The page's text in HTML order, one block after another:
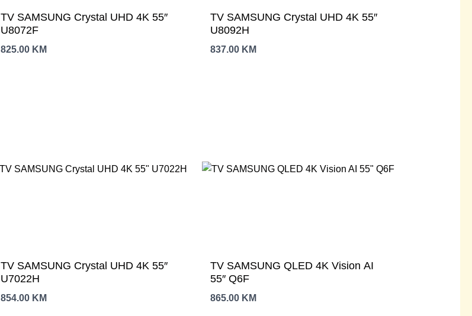
TV SAMSUNG Crystal UHD 4K 55″
U8072F
825.00 KM
TV SAMSUNG Crystal UHD 4K 55″
U8092H
837.00 KM
TV SAMSUNG Crystal UHD 4K 55″
U7022H
854.00 KM
TV SAMSUNG QLED 4K Vision AI
55″ Q6F
865.00 KM